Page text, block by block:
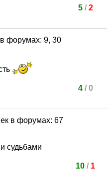
5/ 2
4/ 0
судьбами
10 / 1